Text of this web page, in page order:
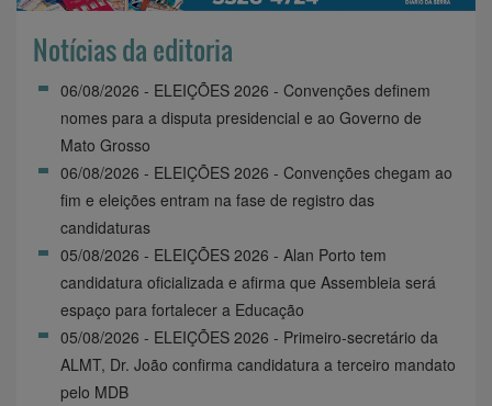
Notícias da editoria
06/08/2026 - ELEIÇÕES 2026 - Convenções definem
nomes para a disputa presidencial e ao Governo de
Mato Grosso
06/08/2026 - ELEIÇÕES 2026 - Convenções chegam ao
fim e eleições entram na fase de registro das
candidaturas
05/08/2026 - ELEIÇÕES 2026 - Alan Porto tem
candidatura oficializada e afirma que Assembleia será
espaço para fortalecer a Educação
05/08/2026 - ELEIÇÕES 2026 - Primeiro-secretário da
ALMT, Dr. João confirma candidatura a terceiro mandato
pelo MDB